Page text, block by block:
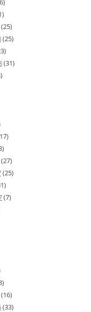
(25)
(25)
(31)
(27)
(25)
(7)
(16)
(33)